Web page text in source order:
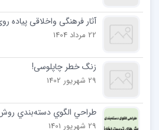
آثار فرهنگی واخلاقی پیاده
22 مرداد 1404
زنگ خطر چاپلوسی!
29 شهریور 1402
طراحي الگوي دسته‌بندي
29 شهریور 1401